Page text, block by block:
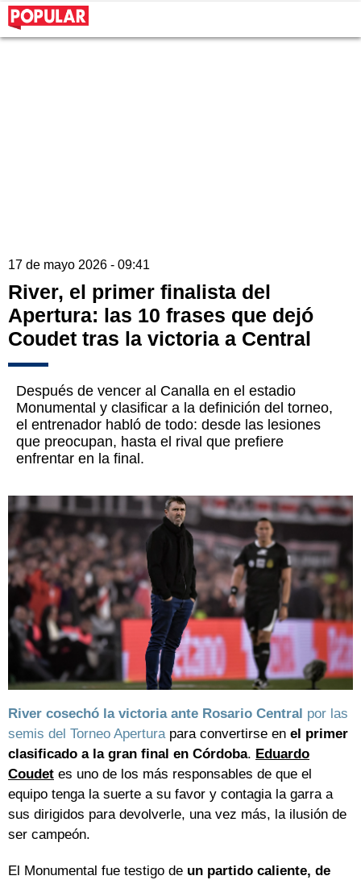
17 de mayo 2026 - 09:41
River, el primer finalista del
Apertura: las 10 frases que dejó
Coudet tras la victoria a Central
Después de vencer al Canalla en el estadio
Monumental y clasificar a la definición del torneo,
el entrenador habló de todo: desde las lesiones
que preocupan, hasta el rival que prefiere
enfrentar en la final.
River cosechó la victoria ante Rosario Central por las
semis del Torneo Aperturapara convertirse en el primer
clasificado a la gran final en Córdoba. Eduardo
Coudet es uno de los más responsables de que el
equipo tenga la suerte a su favor y contagia la garra a
sus dirigidos para devolverle, una vez más, la ilusión de
ser campeón.
El Monumental fue testigo de un partido caliente, de